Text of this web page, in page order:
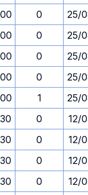
0
25/
0
25/
0
25/
0
25/
1
25/
0
12/
0
12/
0
12/
0
12/